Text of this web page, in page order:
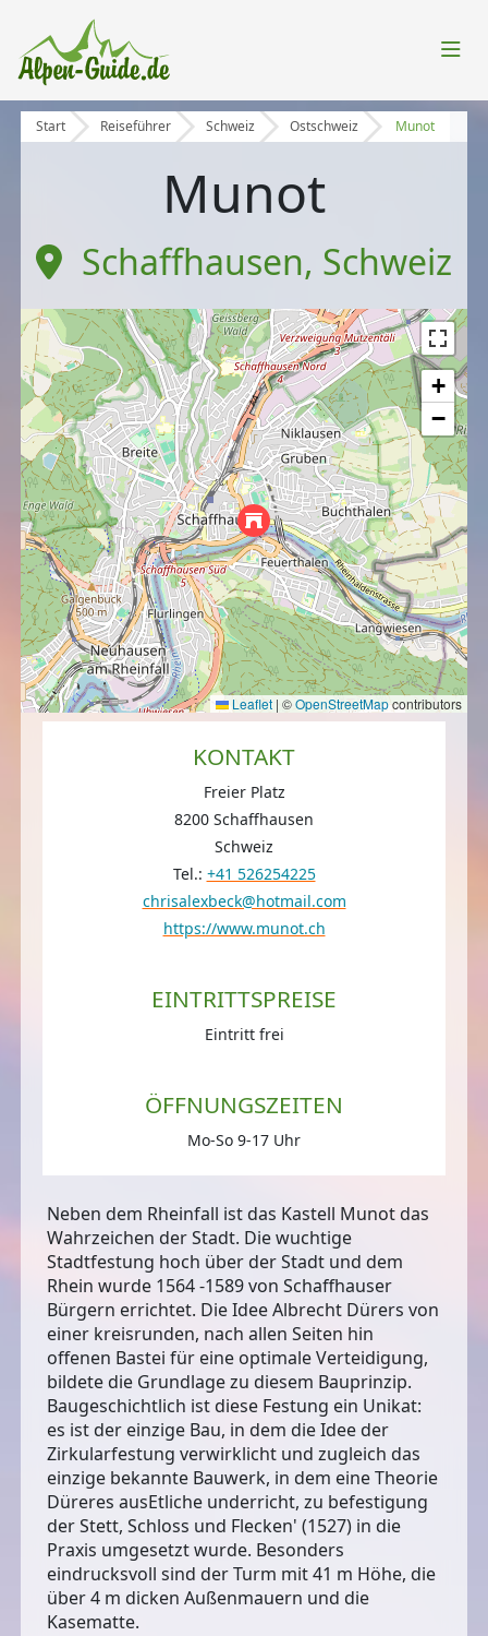
Start Reiseführer Schweiz Ostschweiz Munot
Munot
Schaffhausen, Schweiz
+
−
Leaflet | ©OpenStreetMapcontributors
KONTAKT
Freier Platz
8200 Schaffhausen
Schweiz
Tel.: +41 526254225
chrisalexbeck@hotmail.com
https://www.munot.ch
EINTRITTSPREISE
Eintritt frei
ÖFFNUNGSZEITEN
Mo-So 9-17 Uhr
Neben dem Rheinfall ist das Kastell Munot das
Wahrzeichen der Stadt. Die wuchtige
Stadtfestung hoch über der Stadt und dem
Rhein wurde 1564 -1589 von Schaffhauser
Bürgern errichtet. Die Idee Albrecht Dürers von
einer kreisrunden, nach allen Seiten hin
offenen Bastei für eine optimale Verteidigung,
bildete die Grundlage zu diesem Bauprinzip.
Baugeschichtlich ist diese Festung ein Unikat:
es ist der einzige Bau, in dem die Idee der
Zirkularfestung verwirklicht und zugleich das
einzige bekannte Bauwerk, in dem eine Theorie
Düreres ausEtliche underricht, zu befestigung
der Stett, Schloss und Flecken' (1527) in die
Praxis umgesetzt wurde. Besonders
eindrucksvoll sind der Turm mit 41 m Höhe, die
über 4 m dicken Außenmauern und die
Kasematte.